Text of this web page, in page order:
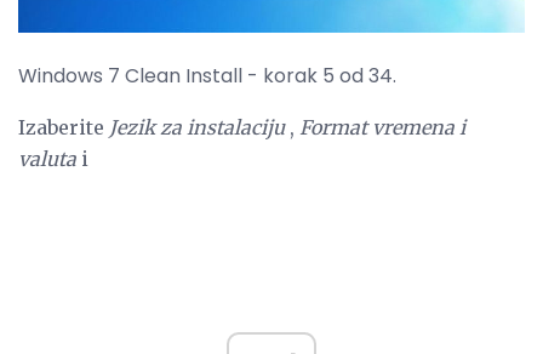
Windows 7 Clean Install - korak 5 od 34.
Izaberite Jezik za instalaciju, Format vremena i
valuta i